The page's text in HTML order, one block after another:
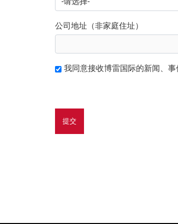
公司地址（非家庭住址）
我同意接收博雷国际的新闻、事